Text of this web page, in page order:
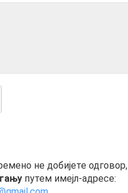
не добијете одговор,
путем имејл-адресе: